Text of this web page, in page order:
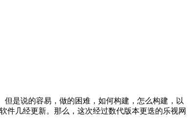
是说的容易，做的困难，如何构建，怎么构建，以
件几经更新。那么，这次经过数代版本更迭的乐视网